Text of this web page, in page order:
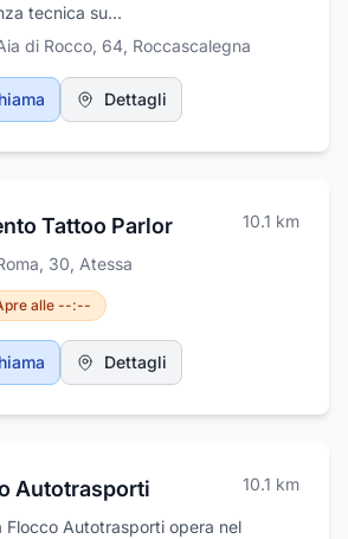
tecnica su
apparecchiature refrigerazione e
Azienda certificata F-gas.
di Rocco, 64, Roccascalegna
Dettagli
Tattoo Parlor 10.1 km
30, Atessa
alle --:--
Dettagli
Autotrasporti 10.1 km
Flocco Autotrasporti opera nel